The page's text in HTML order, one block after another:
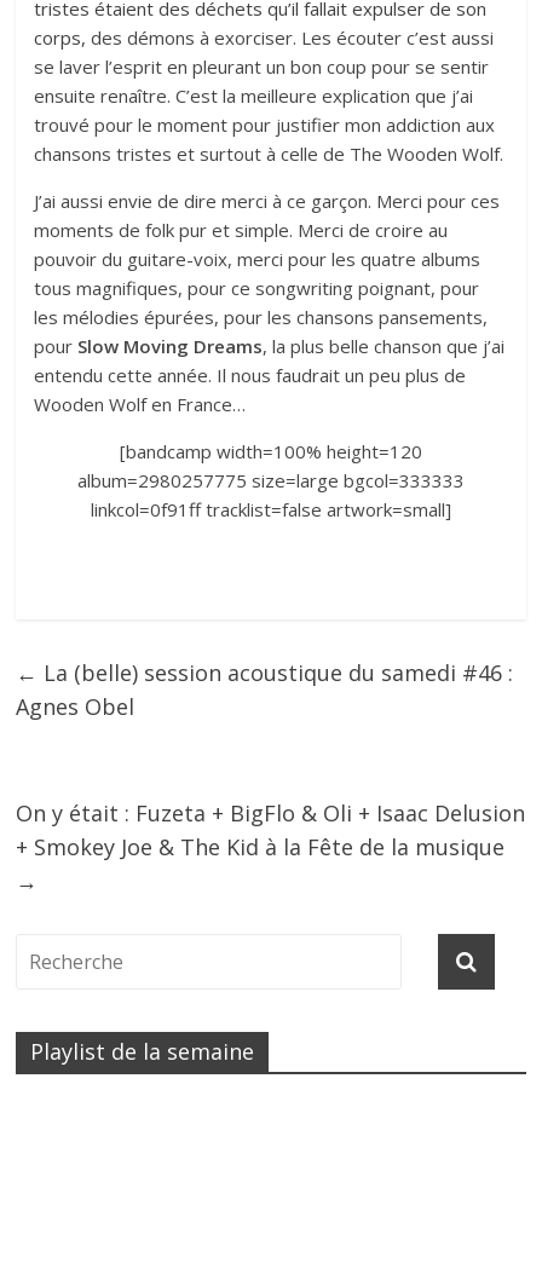
tristes étaient des déchets qu’il fallait expulser de son
corps, des démons à exorciser. Les écouter c’est aussi
se laver l’esprit en pleurant un bon coup pour se sentir
ensuite renaître. C’est la meilleure explication que j’ai
trouvé pour le moment pour justifier mon addiction aux
chansons tristes et surtout à celle de The Wooden Wolf.
J’ai aussi envie de dire merci à ce garçon. Merci pour ces
moments de folk pur et simple. Merci de croire au
pouvoir du guitare-voix, merci pour les quatre albums
tous magnifiques, pour ce songwriting poignant, pour
les mélodies épurées, pour les chansons pansements,
pour Slow Moving Dreams, la plus belle chanson que j’ai
entendu cette année. Il nous faudrait un peu plus de
Wooden Wolf en France…
[bandcamp width=100% height=120
album=2980257775 size=large bgcol=333333
linkcol=0f91ff tracklist=false artwork=small]
← La (belle) session acoustique du samedi #46 :
Agnes Obel
On y était : Fuzeta + BigFlo & Oli + Isaac Delusion
+ Smokey Joe & The Kid à la Fête de la musique
→
Playlist de la semaine